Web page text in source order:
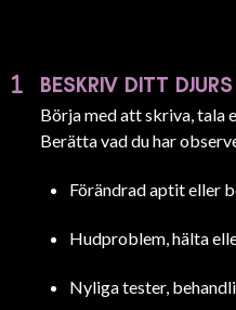
BESKRIV DITT
Börja med att skriva, tala
Berätta vad du har
Förändrad aptit eller
Hudproblem, hälta
Nyliga tester,